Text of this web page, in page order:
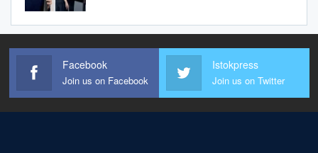
Facebook
Join us on Facebook
Istokpress
Join us on Twitter